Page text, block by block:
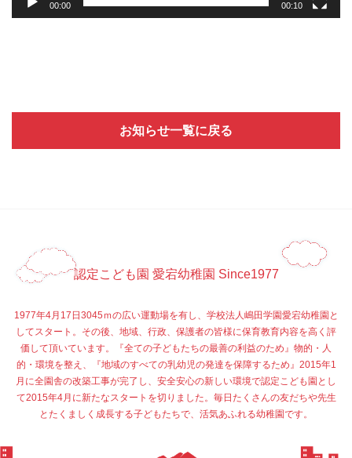
00:00 00:10
お知らせ一覧に戻る
認定こども園 愛宕幼稚園 Since1977
1977年4月17日3045ｍの広い運動場を有し、学校法人嶋田学園愛宕幼稚園と
してスタート。その後、地域、行政、保護者の皆様に保育教育内容を高く評
価して頂いています。『全ての子どもたちの最善の利益のため』物的・人
的・環境を整え、『地域のすべての乳幼児の発達を保障するため』2015年1
月に全園舎の改築工事が完了し、安全安心の新しい環境で認定こども園とし
て2015年4月に新たなスタートを切りました。毎日たくさんの友だちや先生
とたくましく成長する子どもたちで、活気あふれる幼稚園です。